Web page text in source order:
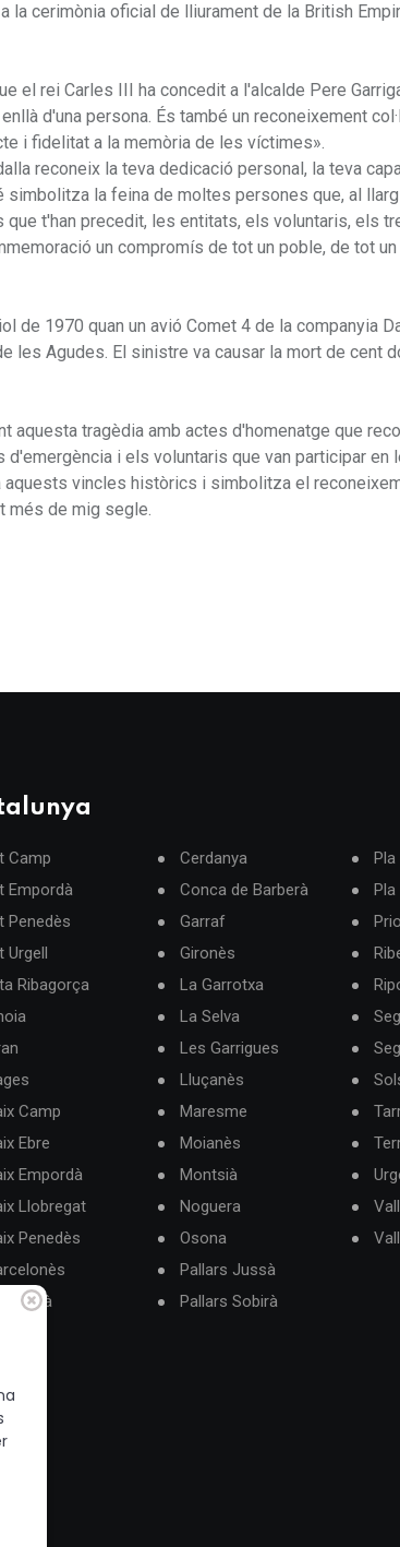
la cerimònia oficial de lliurament de la British
el rei Carles III ha concedit a l'alcalde Pere
d'una persona. És també un reconeixement
i fidelitat a la memòria de les víctimes».
reconeix la teva dedicació personal, la teva
la feina de moltes persones que, al
t'han precedit, les entitats, els voluntaris, els
un compromís de tot un poble, de tot
de 1970 quan un avió Comet 4 de la companyia
les Agudes. El sinistre va causar la mort de cent
aquesta tragèdia amb actes d'homenatge que
i els voluntaris que van participar en
vincles històrics i simbolitza el
més de mig segle.
Camp
Empordà
Penedès
Urgell
Ribagorça
Camp
Ebre
Empordà
Llobregat
Penedès
Cerdanya
Conca de Barberà
Garraf
Gironès
La Garrotxa
La Selva
Les Garrigues
Lluçanès
Maresme
Moianès
Montsià
Noguera
Osona
Pallars Jussà
Pallars Sobirà
Pla